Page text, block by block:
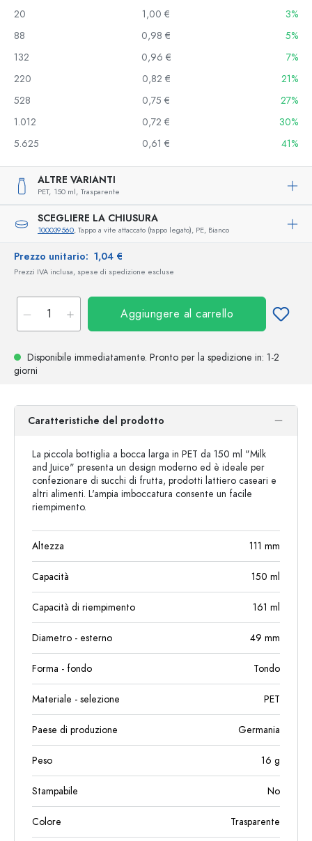
20
1,00 €
3%
88
0,98 €
5%
132
0,96 €
7%
220
0,82 €
21%
528
0,75 €
27%
1.012
0,72 €
30%
5.625
0,61 € 41%
ALTRE VARIANTI
PET, 150 ml, Trasparente
SCEGLIERE LA CHIUSURA
100039560, Tappo a vite attaccato (tappo legato), PE, Bianco
Prezzo unitario: 1,04 €
Prezzi IVA inclusa, spese di spedizione escluse
Aggiungere al carrello
Disponibile immediatamente. Pronto per la spedizione in: 1-2
giorni
Caratteristiche del prodotto
La piccola bottiglia a bocca larga in PET da 150 ml "Milk
and Juice" presenta un design moderno ed è ideale per
confezionare di succhi di frutta, prodotti lattiero caseari e
altri alimenti. L'ampia imboccatura consente un facile
riempimento.
Altezza 111 mm
Capacità 150 ml
Capacità di riempimento 161 ml
Diametro - esterno 49 mm
Forma - fondo Tondo
Materiale - selezione PET
Paese di produzione Germania
Peso 16 g
Stampabile No
Colore Trasparente